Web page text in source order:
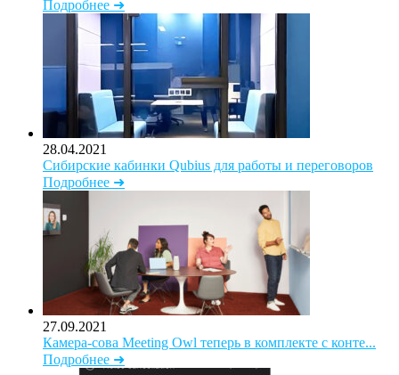
Подробнее ➜
28.04.2021
Сибирские кабинки Qubius для работы и переговоров
Подробнее ➜
27.09.2021
Камера-сова Meeting Owl теперь в комплекте с конте...
Подробнее ➜